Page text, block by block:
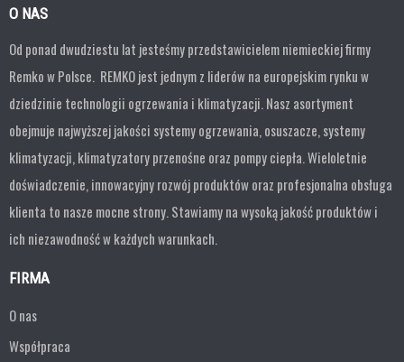
O NAS
Od ponad dwudziestu lat jesteśmy przedstawicielem niemieckiej firmy
Remko w Polsce. REMKO jest jednym z liderów na europejskim rynku w
dziedzinie technologii ogrzewania i klimatyzacji. Nasz asortyment
obejmuje najwyższej jakości systemy ogrzewania, osuszacze, systemy
klimatyzacji, klimatyzatory przenośne oraz pompy ciepła. Wieloletnie
doświadczenie, innowacyjny rozwój produktów oraz profesjonalna obsługa
klienta to nasze mocne strony. Stawiamy na wysoką jakość produktów i
ich niezawodność w każdych warunkach.
FIRMA
O nas
Współpraca